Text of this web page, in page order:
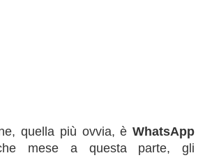
quella più ovvia, è WhatsApp
mese a questa parte, gli